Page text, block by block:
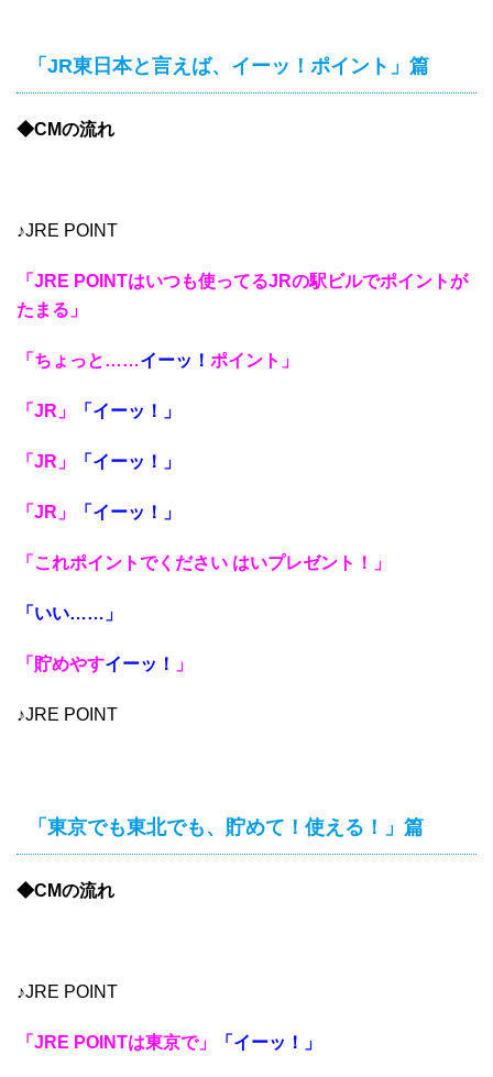
「JR東日本と言えば、イーッ！ポイント」篇
◆CMの流れ
♪JRE POINT
「JRE POINTはいつも使ってるJRの駅ビルでポイントが
たまる」
「ちょっと……イーッ！ ポイント」
「JR」 「イーッ！」
「JR」 「イーッ！」
「JR」 「イーッ！」
「これポイントでください はいプレゼント！」
「いい……」
「貯めやすイーッ！ 」
♪JRE POINT
「東京でも東北でも、貯めて！使える！」篇
◆CMの流れ
♪JRE POINT
「JRE POINTは東京で」 「イーッ！」